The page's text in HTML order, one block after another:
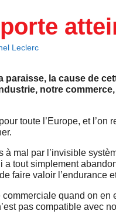
Leclerc
paraisse, la cause de
notre
toute l’Europe, et l’on
à mal par l’invisible
a tout simplement
faire valoir l’endurance
quand on
pas compatible avec